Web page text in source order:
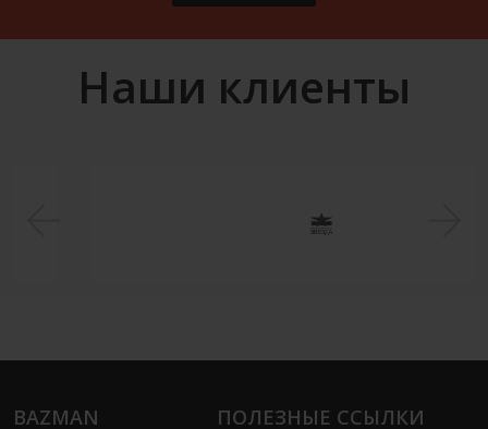
Наши клиенты
BAZMAN ПОЛЕЗНЫЕ ССЫЛКИ